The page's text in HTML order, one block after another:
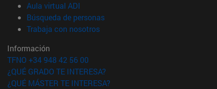
Aula virtual ADI
Búsqueda de personas(abre en nueva ventana)
Trabaja con nosotros(abre en nueva ventana)
Información
TFNO +34 948 42 56 00
¿QUÉ GRADO TE INTERESA?
¿QUÉ MÁSTER TE INTERESA?